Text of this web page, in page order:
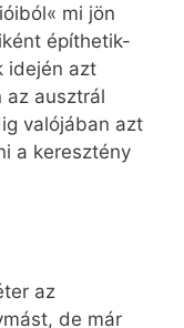
mi jön
építhetik-
idején azt
az ausztrál
valójában azt
a keresztény
az
de már